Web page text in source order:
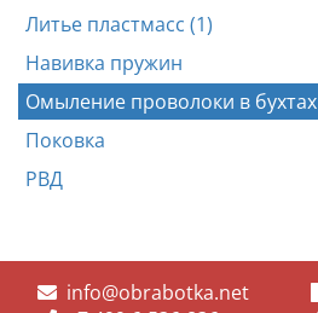
Литье пластмасс (1)
Навивка пружин
Омыление проволоки в бухтах
Поковка
РВД
info@obrabotka.net